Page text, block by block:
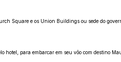
Square e os Union Buildings ou sede do
para embarcar em seu vôo com destino